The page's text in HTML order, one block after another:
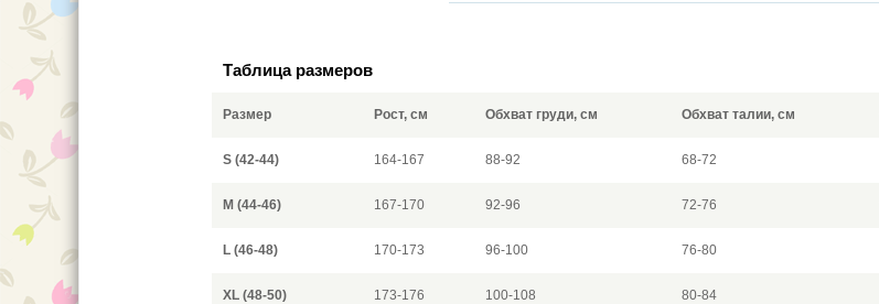
Таблица размеров
Размер Рост, см Обхват груди, см Обхват талии, см
S (42-44) 164-167 88-92 68-72
M (44-46) 167-170 92-96 72-76
L (46-48) 170-173 96-100 76-80
XL (48-50) 173-176 100-108 80-84